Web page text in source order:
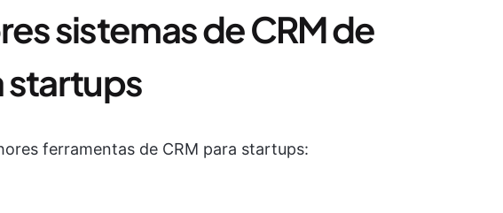
sistemas de CRM de
startups
ferramentas de CRM para startups: